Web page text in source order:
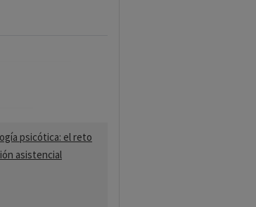
psicótica: el reto
asistencial